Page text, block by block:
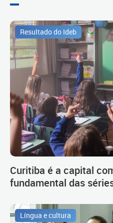
Resultado do Ideb
Curitiba é a capital
fundamental das
Língua e cultura